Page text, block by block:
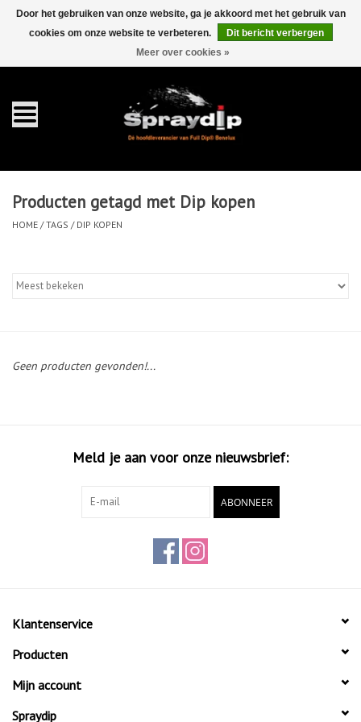
0 Artikelen - €0,00
Gallons
Sprays
Sets
Detailing
Producten getagd met Dip kopen
HOME /TAGS / DIP KOPEN
Geen producten gevonden!...
Meld je aan voor onze nieuwsbrief:
ABONNEER
Klantenservice
Producten
Mijn account
Spraydip
Door het gebruiken van onze website, ga je akkoord met het gebruik van
cookies om onze website te verbeteren.
Dit bericht verbergen
Meer over cookies »